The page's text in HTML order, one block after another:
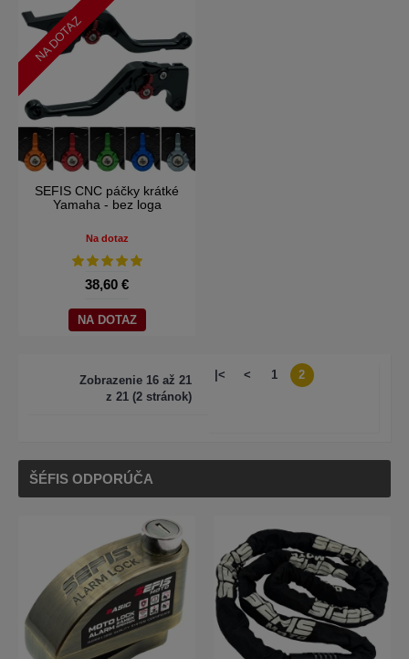
NA DOTAZ
SEFIS CNC páčky krátké
Yamaha - bez loga
Na dotaz
38,60 €
NA DOTAZ
Zobrazenie 16 až 21
z 21 (2 stránok)
|< < 1 2
ŠÉFIS ODPORÚČA